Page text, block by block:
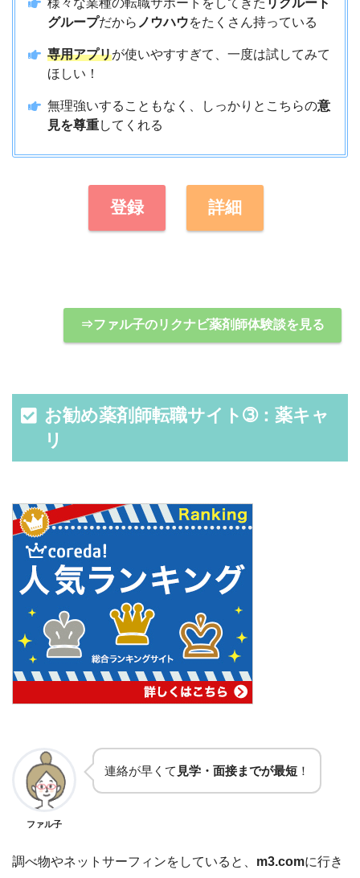
グループだから ノウハウをたくさん持っている
専用アプリが使いやすすぎて、一度は試してみて
ほしい！
無理強いすることもなく、しっかりとこちらの意
見を尊重してくれる
登録 詳細
⇒ファル子のリクナビ薬剤師体験談を見る
お勧め薬剤師転職サイト➂：薬キャ
リ
ファル子
連絡が早くて 見学・面接までが最短 ！
調べ物やネットサーフィンをしていると、 m3.comに行き